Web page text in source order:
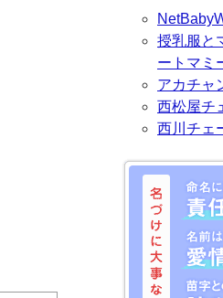
授乳服と
ートマミ
アカチャ
西松屋チ
西川チェ